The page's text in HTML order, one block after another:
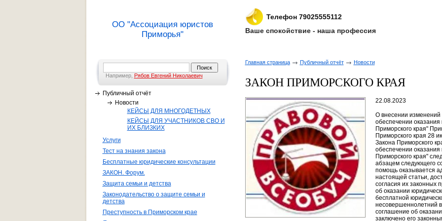
ОО "Ассоциация юристов
Приморья"
Телефон 79025555112
Ваше спокойствие - наша профессия
Например, Рябов Евгений Николаевич
Публичный отчёт
Новости
КЕЙСЫ ДЛЯ МНОГОДЕТНЫХ
КЕЙСЫ ДЛЯ УЧАСТНИКОВ СВО И
ИХ БЛИЗКИХ
Услуги
Тест на знания закона
Бесплатные юридические консультации
ЗАКОН. Форум.
Защита семьи и детства
Законодательство о защите семьи и
детства
Преступность в Приморском крае
Главная страница Публичный отчёт Новости
ЗАКОН ПРИМОРСКОГО КРАЯ
22.08.2023
О внесении изменений в статью 3 Закона Приморского края "Об обеспечении оказания юридической помощи на территории Приморского края" Принят Законодательным Собранием Приморского края 28 июня 2023 года Статья 1 Внести в статью 3 Закона Приморского края от 5 мая 2012 года N 31-КЗ "Об обеспечении оказания юридической помощи на территории Приморского края" следующие изменения: 1) часть 1 дополнить абзацем следующего содержания: "Бесплатная юридическая помощь оказывается адвокатами лицам, указанным в части 2 настоящей статьи, достигшим возраста 14 лет, с письменного согласия их законных представителей на заключение соглашений об оказании юридической помощи. В случае, если за оказанием бесплатной юридической помощи обратился несовершеннолетний в возрасте до 14 лет, ему разъясняется, что соглашение об оказании юридической помощи может быть заключено его законным представителем."; 2) в части 2: а) дополнить пунктами 3(1) - 3(7) следующего содержания: "3(1)) гражданам, проходящим (проходившим) военную службу в Вооруженных Силах Российской Федерации, гражданам, находящимся (находившимся)) на военной службе (службе) в войсках национальной гвардии Российской Федерации, в воинских формированиях и органах, указанных в пункте 6 статьи 1 Федерального закона от 31 мая 1996 года N 61-ФЗ "Об обороне", при условии их участия в специальной военной операции на территориях Украины, Донецкой Народной Республики, Луганской Народной Республики, Запорожской области и Херсонской области и (или) выполнения ими задач по отражению вооруженного вторжения на территорию Российской Федерации, в ходе вооруженной провокации на Государственной границе Российской Федерации и приграничных территориях субъектов Российской Федерации, прилегающих к районам проведения специальной военной операции на территориях Украины, Донецкой Народной Республики, Луганской Народной Республики, Запорожской области и Херсонской области (далее - специальная военная операция на территориях Украины, Донецкой Народной Республики, Луганской Народной Республики, Запорожской области и Херсонской области и (или) выполнение задач по отражению вооруженного вторжения, в ходе вооруженной провокации); 3(2)) находящимся (находившимся) на территориях Украины, Донецкой Народной Республики, Луганской Народной Республики, Запорожской области и Херсонской области, а также на приграничных территориях субъектов Российской Федерации, прилегающих к районам проведения специальной военной операции на территориях Украины, Донецкой Народной Республики, Луганской Народной Республики, Запорожской области и Херсонской области служащим (работникам) правоохранительных органов Российской Федерации, гражданам, выполняющим (выполнявшим) служебные и иные аналогичные функции на указанных территориях; 3(3)) гражданам, призванным на военную службу по мобилизации в Вооруженные Силы Российской Федерации, при условии их участия в специальной военной операции на территориях Украины, Донецкой Народной Республики, Луганской Народной Республики, Запорожской области и Херсонской области и (или) выполнения ими задач по отражению вооруженного вторжения, в ходе вооруженной провокации; 3(4)) гражданам, заключившим контракт о добровольном содействии в выполнении задач, возложенных на Вооруженные Силы Российской Федерации, при условии их участия в специальной военной операции на территориях Украины, Донецкой Народной Республики, Луганской Народной Республики, Запорожской области и Херсонской области и (или) выполнения ими задач по отражению